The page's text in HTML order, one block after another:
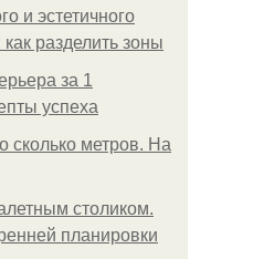
и эстетичного
разделить зоны
за 1
успеха
сколько метров. На
столиком.
планировки